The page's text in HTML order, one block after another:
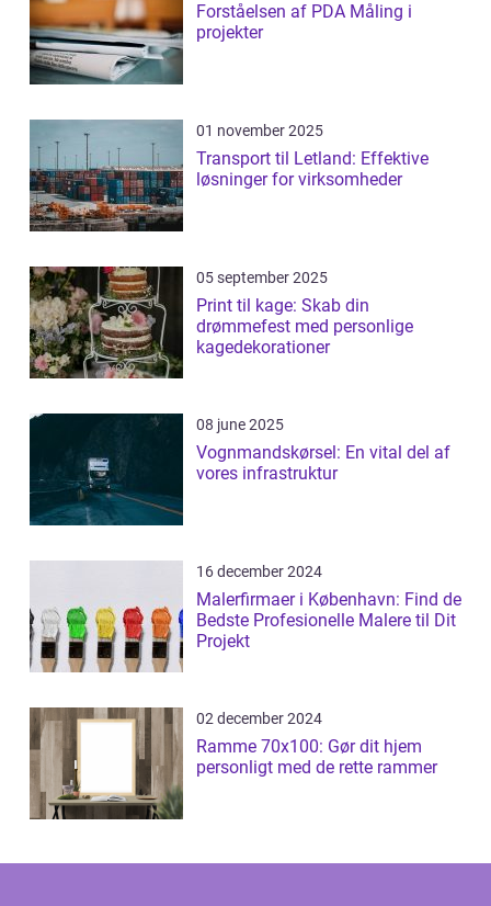
Forståelsen af PDA Måling i
projekter
01 november 2025
Transport til Letland: Effektive
løsninger for virksomheder
05 september 2025
Print til kage: Skab din
drømmefest med personlige
kagedekorationer
08 june 2025
Vognmandskørsel: En vital del af
vores infrastruktur
16 december 2024
Malerfirmaer i København: Find de
Bedste Profesionelle Malere til Dit
Projekt
02 december 2024
Ramme 70x100: Gør dit hjem
personligt med de rette rammer